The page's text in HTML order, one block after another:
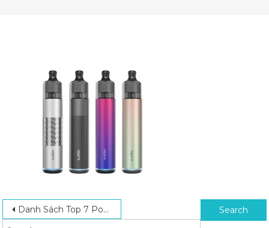
Post navigation
Danh Sách Top 7 Pod Tốt Nhất Được Nhiều Bạn Trẻ Ưa Chuộng 2023 Search for: